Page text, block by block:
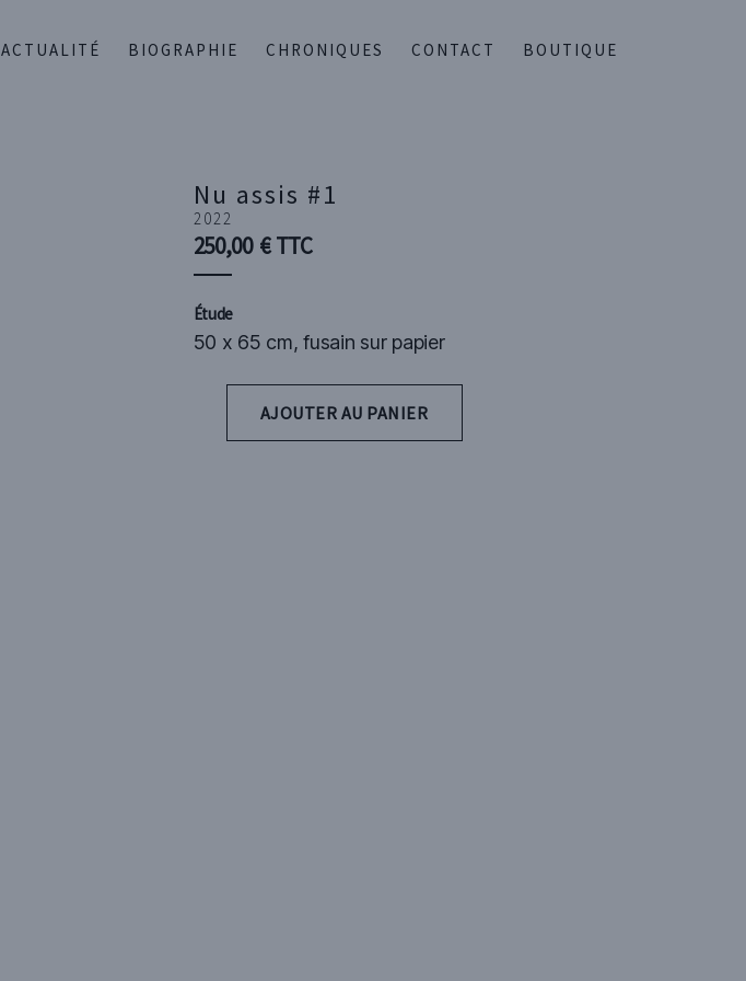
ACTUALITÉ BIOGRAPHIE CHRONIQUES CONTACT BOUTIQUE
Nu assis #1
2022
250,00 €TTC
Étude
50 x 65 cm, fusain sur papier
AJOUTER AU PANIER